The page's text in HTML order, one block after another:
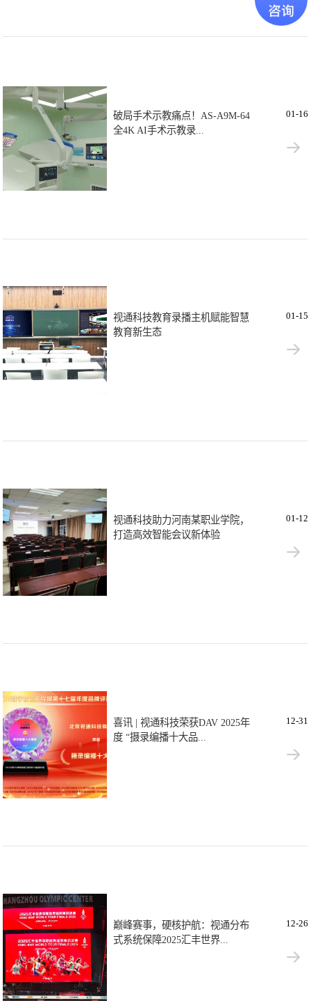
破局手术示教痛点！AS-A9M-64
全4K AI手术示教录...
01-16
视通科技教育录播主机赋能智慧
教育新生态
01-15
视通科技助力河南某职业学院，
打造高效智能会议新体验
01-12
喜讯 | 视通科技荣获DAV 2025年
度 “摄录编播十大品...
12-31
巅峰赛事，硬核护航：视通分布
式系统保障2025汇丰世界...
12-26